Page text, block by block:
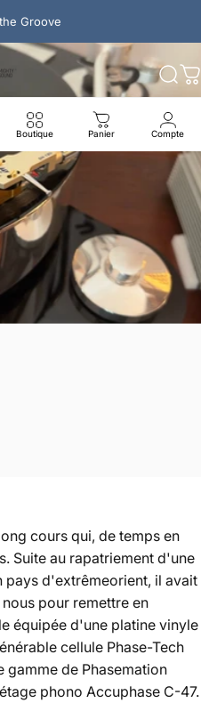
Groove
Sound
Boutique Panier Compte
cours qui, de temps en
Suite au rapatriement d'une
pays d'extrêmeorient, il avait
pour remettre en
équipée d'une platine vinyle
cellule Phase-Tech
gamme de Phasemation
phono Accuphase C-47.